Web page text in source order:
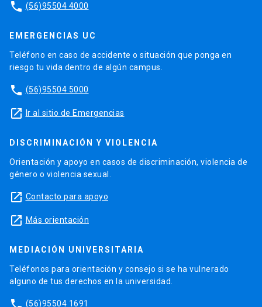
phone (56)95504 4000
EMERGENCIAS UC
Teléfono en caso de accidente o situación que ponga en
riesgo tu vida dentro de algún campus.
phone (56)95504 5000
launch Ir al sitio de Emergencias
DISCRIMINACIÓN Y VIOLENCIA
Orientación y apoyo en casos de discriminación, violencia de
género o violencia sexual.
launch Contacto para apoyo
launch Más orientación
MEDIACIÓN UNIVERSITARIA
Teléfonos para orientación y consejo si se ha vulnerado
alguno de tus derechos en la universidad.
(56)95504 1691